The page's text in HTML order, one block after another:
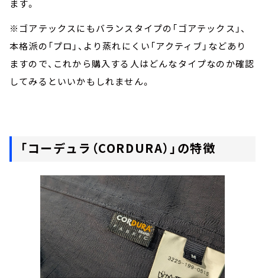
ます。
※ゴアテックスにもバランスタイプの「ゴアテックス」、
本格派の「プロ」、より蒸れにくい「アクティブ」などあり
ますので、これから購入する人はどんなタイプなのか確認
してみるといいかもしれません。
「コーデュラ（CORDURA）」の特徴